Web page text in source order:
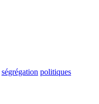
ségrégation politiques